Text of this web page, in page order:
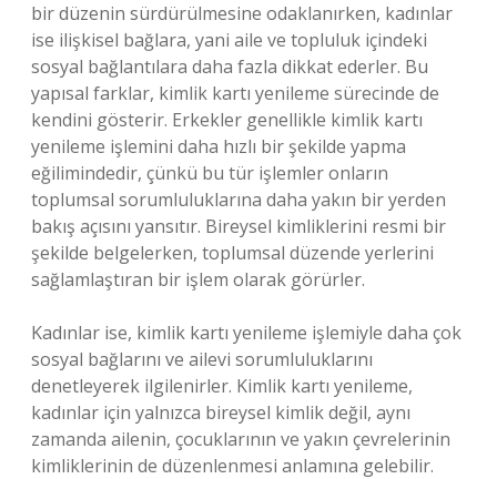
bir düzenin sürdürülmesine odaklanırken, kadınlar
ise ilişkisel bağlara, yani aile ve topluluk içindeki
sosyal bağlantılara daha fazla dikkat ederler. Bu
yapısal farklar, kimlik kartı yenileme sürecinde de
kendini gösterir. Erkekler genellikle kimlik kartı
yenileme işlemini daha hızlı bir şekilde yapma
eğilimindedir, çünkü bu tür işlemler onların
toplumsal sorumluluklarına daha yakın bir yerden
bakış açısını yansıtır. Bireysel kimliklerini resmi bir
şekilde belgelerken, toplumsal düzende yerlerini
sağlamlaştıran bir işlem olarak görürler.
Kadınlar ise, kimlik kartı yenileme işlemiyle daha çok
sosyal bağlarını ve ailevi sorumluluklarını
denetleyerek ilgilenirler. Kimlik kartı yenileme,
kadınlar için yalnızca bireysel kimlik değil, aynı
zamanda ailenin, çocuklarının ve yakın çevrelerinin
kimliklerinin de düzenlenmesi anlamına gelebilir.